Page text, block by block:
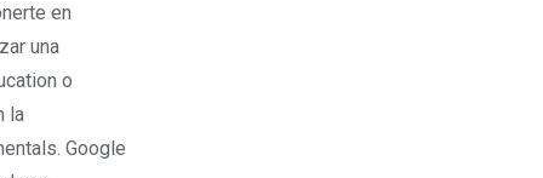
en
una
o
la
Google